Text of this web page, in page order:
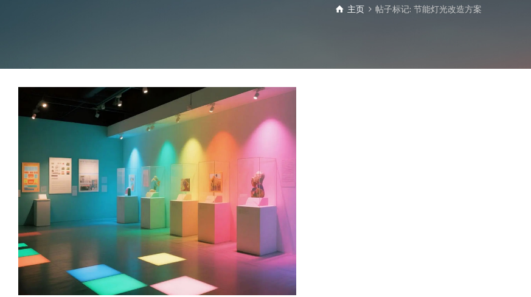
主页 帖子标记: 节能灯光改造方案